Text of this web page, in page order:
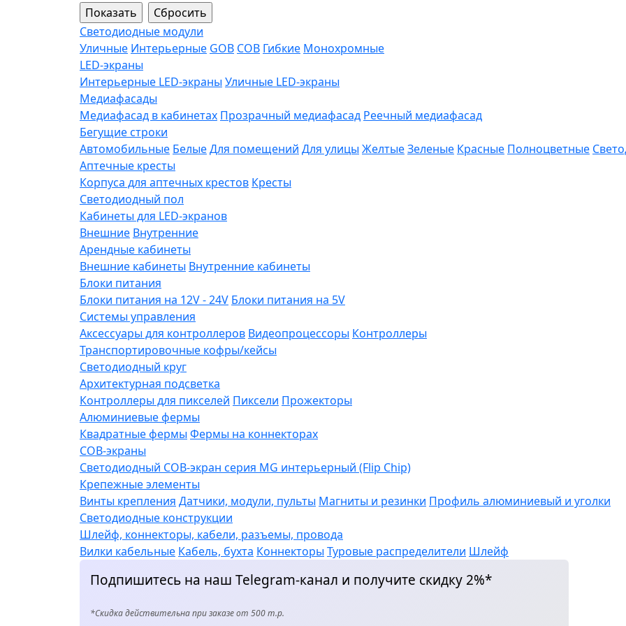
Светодиодные модули
Уличные Интерьерные GOB COB Гибкие Монохромные
LED-экраны
Интерьерные LED-экраны Уличные LED-экраны
Медиафасады
Медиафасад в кабинетах Прозрачный медиафасад Реечный медиафасад
Бегущие строки
Автомобильные БелыеДля помещений Для улицы ЖелтыеЗеленые Красные Полноцветные
Аптечные кресты
Корпуса для аптечных крестов Кресты
Светодиодный пол
Кабинеты для LED-экранов
Внешние Внутренние
Арендные кабинеты
Внешние кабинеты Внутренние кабинеты
Блоки питания
Блоки питания на 12V - 24V Блоки питания на 5V
Системы управления
Аксессуары для контроллеров Видеопроцессоры Контроллеры
Транспортировочные кофры/кейсы
Светодиодный круг
Архитектурная подсветка
Контроллеры для пикселей Пиксели Прожекторы
Алюминиевые фермы
Квадратные фермы Фермы на коннекторах
COB-экраны
Светодиодный COB-экран серия MG интерьерный (Flip Chip)
Крепежные элементы
Винты крепления Датчики, модули, пульты Магниты и резинки Профиль алюминиевый и уголки
Светодиодные конструкции
Шлейф, коннекторы, кабели, разъемы, провода
Вилки кабельные Кабель, бухта Коннекторы Туровые распределители Шлейф
Подпишитесь на наш Telegram-канал и получите скидку 2%*
*Скидка действительна при заказе от 500 т.р.